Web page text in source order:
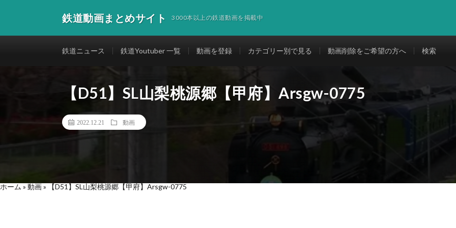
鉄道動画まとめサイト 3000本以上の鉄道動画を掲載中
鉄道ニュース 鉄道Youtuber 一覧 動画を登録 カテゴリー別で見る 動画削除をご希望の方へ 検索
【D51】SL山梨桃源郷【甲府】Arsgw-0775
2022.12.21 動画
ホーム » 動画» 【D51】SL山梨桃源郷【甲府】Arsgw-0775